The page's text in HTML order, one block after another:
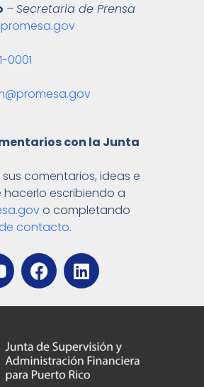
–Secretaria de Prensa
0001
con la Junta
comentarios, ideas e
hacerlo escribiendo a
o completando
contacto.